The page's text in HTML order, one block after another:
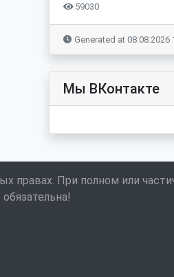
59030
Generated at 08.08.2026
Мы ВКонтакте
правах. При полном или